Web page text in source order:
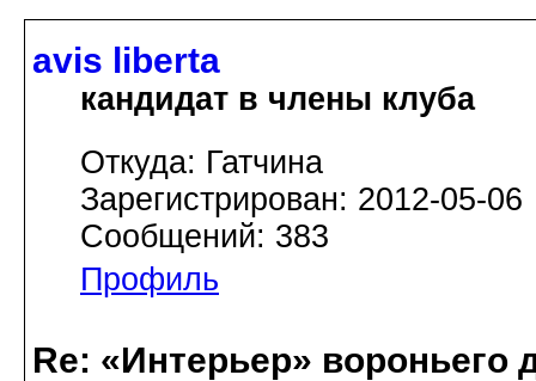
avis libertа
кандидат в члены клуба
Откуда: Гатчина
Зарегистрирован: 2012-05-06
Сообщений: 383
Профиль
Re: «Интерьер» вороньего